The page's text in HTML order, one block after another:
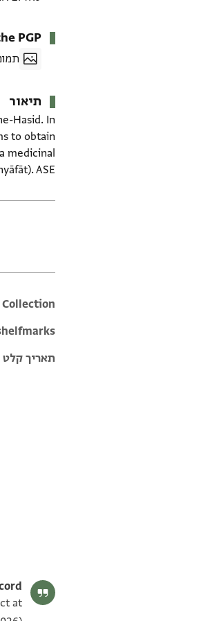
PGP
תיאור
Hasid. In
to obtain
medicinal
ASE.
Collection
תאריך קלט
at